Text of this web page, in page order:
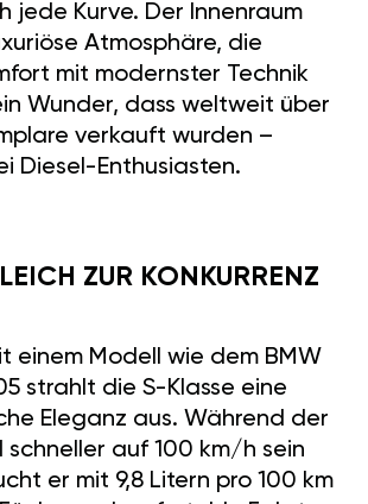
jede Kurve. Der Innenraum
Atmosphäre, die
mit modernster Technik
Wunder, dass weltweit über
verkauft wurden –
Diesel-Enthusiasten.
ZUR KONKURRENZ
einem Modell wie dem BMW
strahlt die S-Klasse eine
Eleganz aus. Während der
schneller auf 100 km/h sein
er mit 9,8 Litern pro 100 km